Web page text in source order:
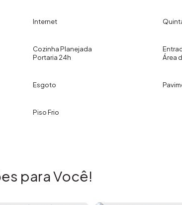
Internet
Cozinha Planejada
Portaria 24h Área
Esgoto
Piso Frio
para Você!